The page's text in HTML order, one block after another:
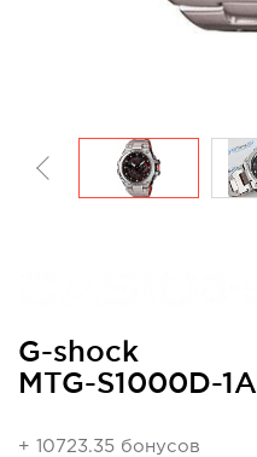
G-shock
MTG-S1000D-1A
+ 10723.35 бонусов